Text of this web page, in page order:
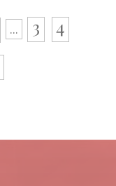
... 3
4